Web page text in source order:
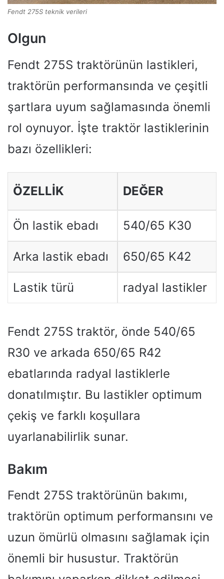
Fendt 275S teknik verileri
Olgun
Fendt 275S traktörünün lastikleri,
traktörün performansında ve çeşitli
şartlara uyum sağlamasında önemli
rol oynuyor. İşte traktör lastiklerinin
bazı özellikleri:
ÖZELLIK DEĞER
Ön lastik ebadı 540/65 K30
Arka lastik ebadı 650/65 K42
Lastik türü radyal lastikler
Fendt 275S traktör, önde 540/65
R30 ve arkada 650/65 R42
ebatlarında radyal lastiklerle
donatılmıştır. Bu lastikler optimum
çekiş ve farklı koşullara
uyarlanabilirlik sunar.
Bakım
Fendt 275S traktörünün bakımı,
traktörün optimum performansını ve
uzun ömürlü olmasını sağlamak için
önemli bir husustur. Traktörün